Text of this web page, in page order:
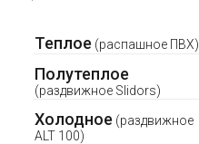
Теплое (распашное ПВХ)
Полутеплое
(раздвижное Slidors)
Холодное (раздвижное
ALT 100)